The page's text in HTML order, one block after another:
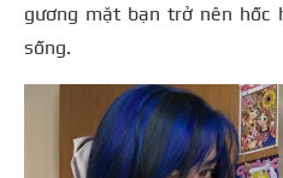
gương mặt bạn trở nên hốc
sống.